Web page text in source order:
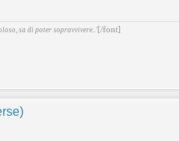
sa di poter sopravvivere..'[/font]